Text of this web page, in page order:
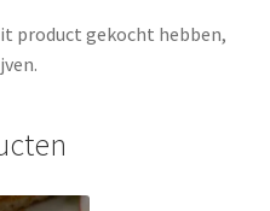
product gekocht hebben,